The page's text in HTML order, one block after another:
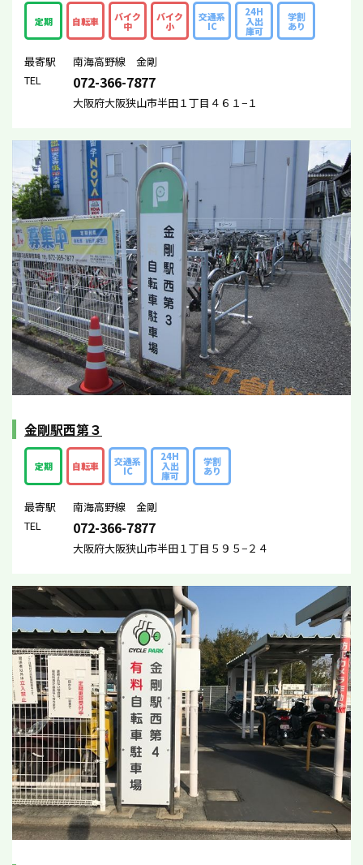
定期 自転車 バイク
中
バイク
小
交通系
IC
24H
入出
庫可
学割
あり
最寄駅
南海高野線 金剛
TEL
072-366-7877
大阪府大阪狭山市半田１丁目４６１−１
金剛駅西第３
定期 自転車 交通系
IC
24H
入出
庫可
学割
あり
最寄駅
南海高野線 金剛
TEL
072-366-7877
大阪府大阪狭山市半田１丁目５９５−２４